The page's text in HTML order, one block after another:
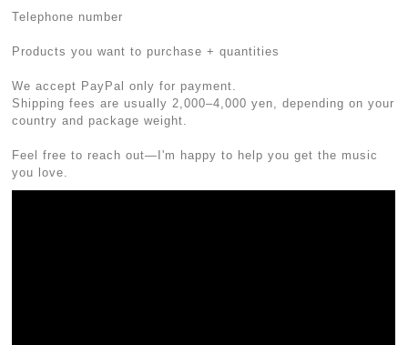
Telephone number
Products you want to purchase + quantities
We accept PayPal only for payment.
Shipping fees are usually 2,000–4,000 yen, depending on your
country and package weight.
Feel free to reach out—I'm happy to help you get the music
you love.